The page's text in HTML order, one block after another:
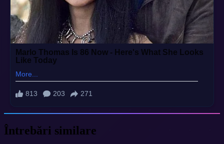
Întrebări similare